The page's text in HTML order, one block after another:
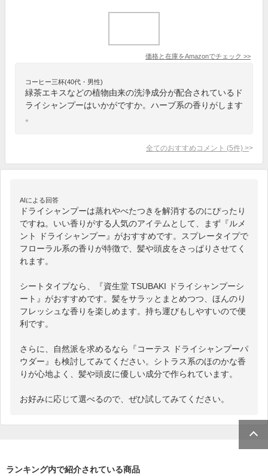
価格と在庫をAmazonでチェック >>
コーヒー三杯(40代・男性)
緑茶エキスなどの植物由来の洗浄成分が配合されているド
ライシャンプーはいかがですか。ハーブ系の香りがします
。
全てのおすすめコメント (5件) >
AIによる回答
ドライシャンプーは蒸れやべたつきを解消するのにぴったり
ですね。いい香りがする人気のアイテムとして、まず『ルメ
ント ドライシャンプー』がおすすめです。スプレータイプで
フローラル系の香りが特徴で、髪や頭皮をさっぱりさせてく
れます。
シートタイプなら、『資生堂 TSUBAKI ドライシャンプーシ
ート』がおすすめです。髪をサラッとまとめつつ、ほんのり
フレッシュな香りを楽しめます。持ち運びもしやすいので便
利です。
さらに、自然派を求めるなら『コーテス ドライシャンプーパ
ウダー』も検討してみてください。シトラス系のほのかな香
りが心地よく、髪や頭皮に優しい成分で作られています。
お好みに応じて選べるので、ぜひ試してみてください。
ランキング内で紹介されている商品